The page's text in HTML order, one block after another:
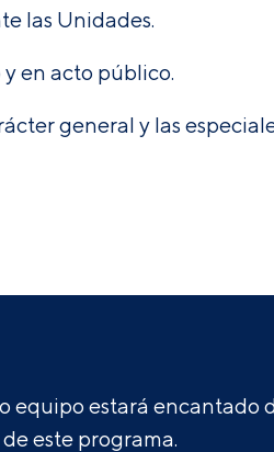
las Unidades.
en acto público.
general y las
equipo estará encantado
este programa.